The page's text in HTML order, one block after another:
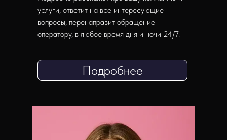
услуги, ответит на все интересующие
вопросы, перенаправит обращение
оператору, в любое время дня и ночи 24/7.
Подробнее